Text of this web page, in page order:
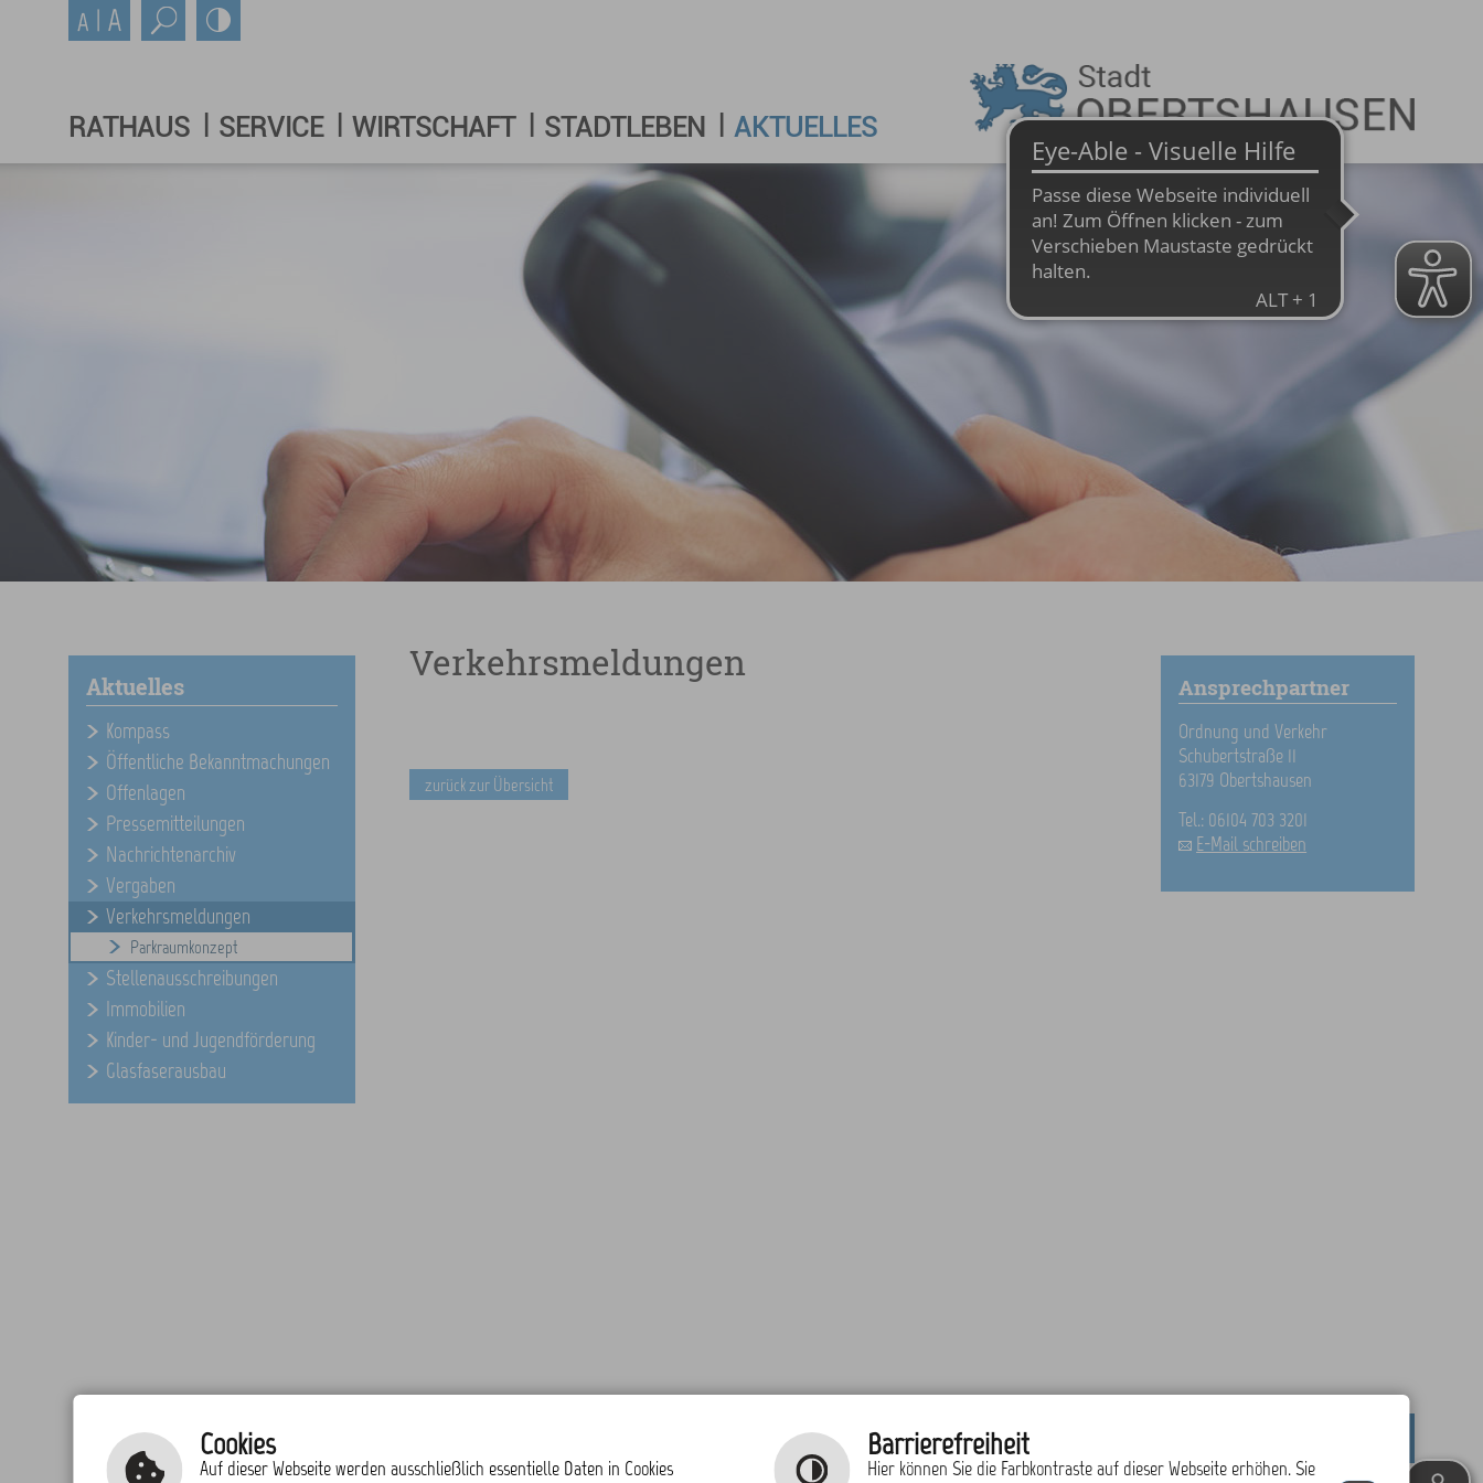
RATHAUS SERVICE WIRTSCHAFT STADTLEBEN AKTUELLES
Aktuelles
Kompass
Öffentliche Bekanntmachungen
Offenlagen
Pressemitteilungen
Nachrichtenarchiv
Vergaben
Verkehrsmeldungen
Parkraumkonzept
Stellenausschreibungen
Immobilien
Kinder- und Jugendförderung
Glasfaserausbau
Verkehrsmeldungen
zurück zur Übersicht
Ansprechpartner
Ordnung und Verkehr
Schubertstraße 11
63179 Obertshausen
Tel.: 06104 703 3201
E-Mail schreiben
Cookies
Auf dieser Webseite werden ausschließlich essentielle Daten in Cookies
Barrierefreiheit
Hier können Sie die Farbkontraste auf dieser Webseite erhöhen. Sie